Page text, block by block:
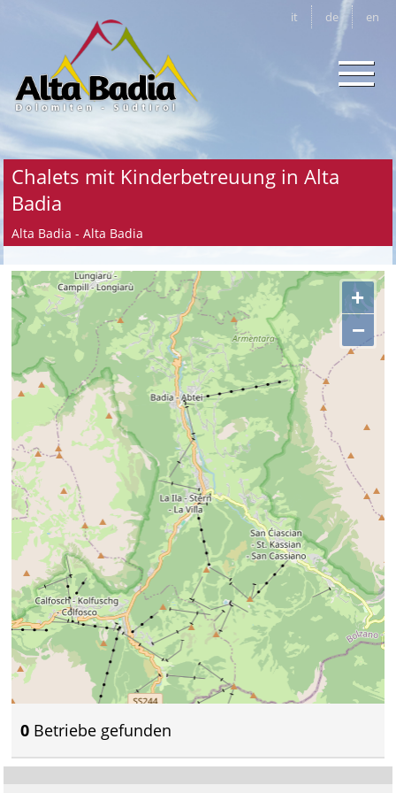
it de en
Chalets mit Kinderbetreuung in Alta
Badia
Alta Badia - Alta Badia
+
−
0 Betriebe gefunden